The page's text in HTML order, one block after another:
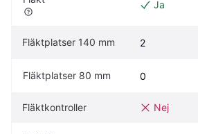
Ja
Fläktplatser 140 mm 2
Fläktplatser 80 mm 0
Fläktkontroller Nej